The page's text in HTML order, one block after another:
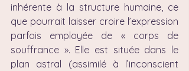
inhérente à la structure humaine, ce
que pourrait laisser croire l’expression
parfois employée de « corps de
souffrance ». Elle est située dans le
plan astral (assimilé à l’inconscient